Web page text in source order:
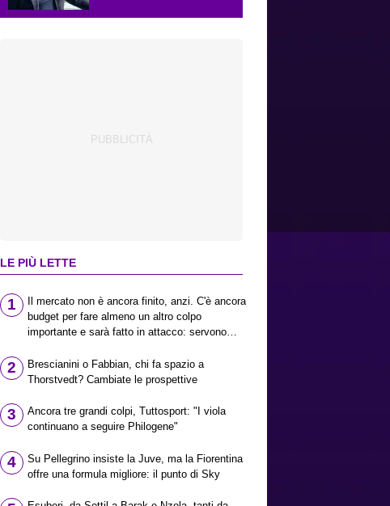
LE PIÙ LETTE
1
Il mercato non è ancora finito, anzi. C'è ancora
budget per fare almeno un altro colpo
importante e sarà fatto in attacco: servono
il Bologna: caccia al giusto incastro
2
Brescianini o Fabbian, chi fa spazio a
Thorstvedt? Cambiate le prospettive
3
Ancora tre grandi colpi, Tuttosport: "I viola
continuano a seguire Philogene"
4
Su Pellegrino insiste la Juve, ma la Fiorentina
offre una formula migliore: il punto di Sky